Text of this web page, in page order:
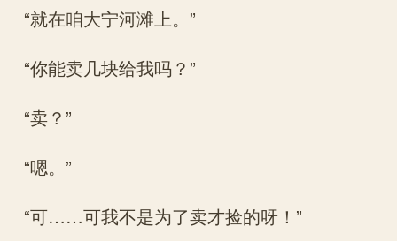
“就在咱大宁河滩上。”
“你能卖几块给我吗？”
“卖？”
“嗯。”
“可……可我不是为了卖才捡的呀！”